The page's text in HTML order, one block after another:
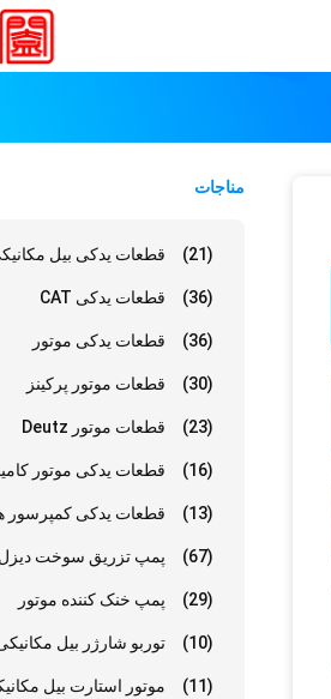
مناجات
قطعات یدکی بیل (21)
قطعات یدکی CAT (36)
قطعات یدکی موتور (36)
قطعات موتور پرکینز (30)
قطعات موتور Deutz (23)
قطعات یدکی موتور (16)
قطعات یدکی کمپرسور (13)
پمپ تزریق سوخت دیزل (67)
پمپ خنک کننده موتور (29)
توربو شارژر بیل (10)
موتور استارت بیل (11)